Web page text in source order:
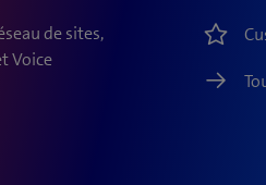
de sites,
Voice